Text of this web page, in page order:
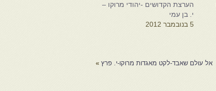
הערצת הקדושים -יהודי מרוקו –
י. בן עמי
5 בנובמבר 2012
אל עולם שאבד-לקט מאגדות מרוקו-י. פרץ »